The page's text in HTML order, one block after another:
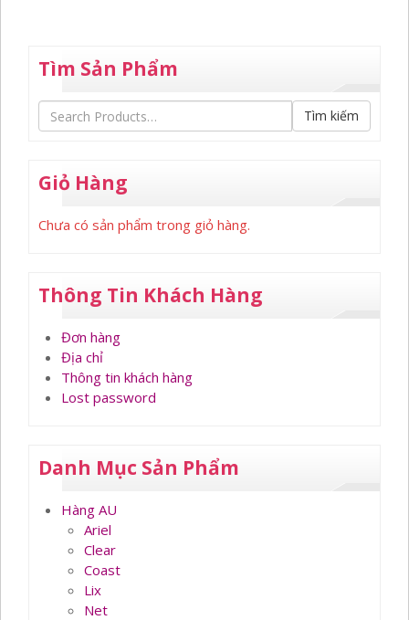
Tìm Sản Phẩm
Tìm kiếm
Giỏ Hàng
Chưa có sản phẩm trong giỏ hàng.
Thông Tin Khách Hàng
Đơn hàng
Địa chỉ
Thông tin khách hàng
Lost password
Danh Mục Sản Phẩm
Hàng AU
Ariel
Clear
Coast
Lix
Net